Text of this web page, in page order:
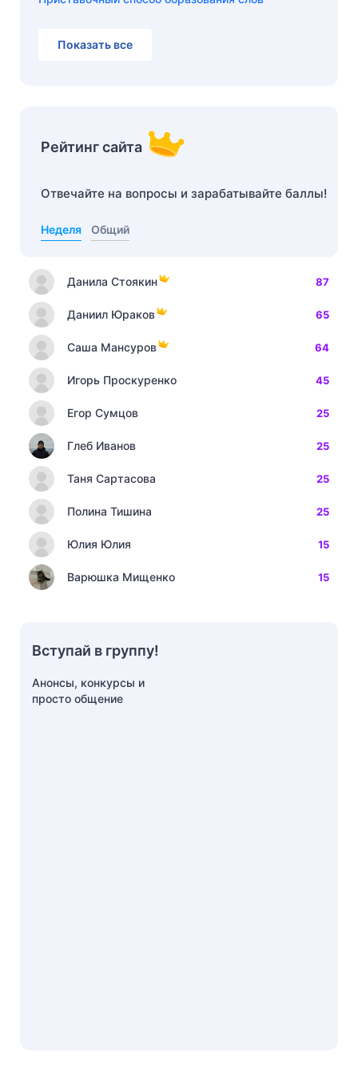
Показать все
Рейтинг сайта
Отвечайте на вопросы и зарабатывайте баллы!
Неделя Общий
Данила Стоякин 87
Даниил Юраков 65
Саша Мансуров 64
Игорь Проскуренко 45
Егор Сумцов 25
Глеб Иванов 25
Таня Сартасова 25
Полина Тишина 25
Юлия Юлия 15
Варюшка Мищенко 15
Вступай в группу!
Анонсы, конкурсы и
просто общение